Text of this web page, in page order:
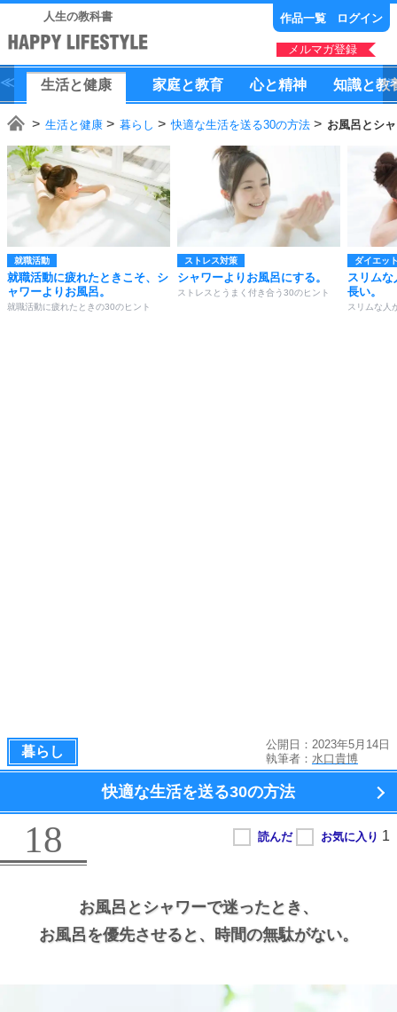
人生の教科書 作品一覧 ログイン
メルマガ登録
生活と健康 家庭と教育 心と精神 知識と教
生活と健康 暮らし 快適な生活を送る30の方法 お風呂とシ
就職活動
就職活動に疲れたときこそ、シ
ャワーよりお風呂。
就職活動に疲れたときの30のヒント
ストレス対策
シャワーよりお風呂にする。
ストレスとうまく付き合う30のヒント
ダイエッ
スリム
長い。
スリムな人
暮らし
公開日：2023年5月14日
執筆者： 水口貴博
快適な生活を送る30の方法
18
お風呂とシャワーで迷ったとき、
お風呂を優先させると、 時間の無駄がない。